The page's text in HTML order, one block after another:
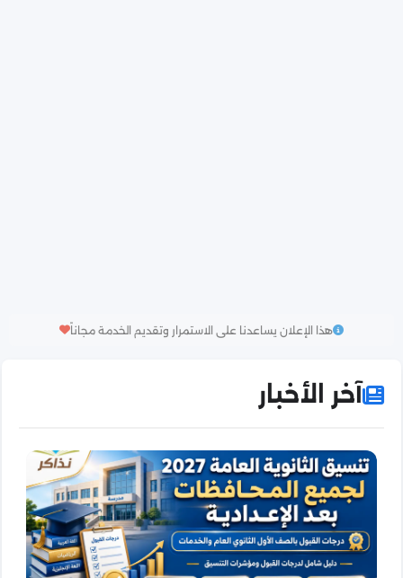
هذا الإعلان يساعدنا على الاستمرار وتقديم الخدمة مجاناً
آخر الأخبار